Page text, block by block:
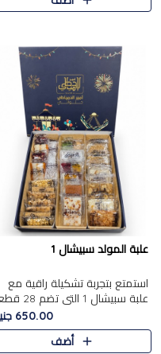
علبة المولد سبيشال 1
استمتع بتجربة تشكيلة راقية مع
علبة سبيشال 1
من تشكيلة مختارة بعناية من
حلويات المولد المصرية الأصلية
الشرقية. تحتوي ال..
650.00 جنيه
أضف